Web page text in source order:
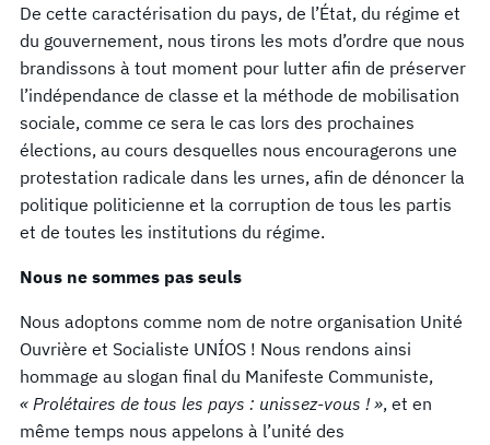
De cette caractérisation du pays, de l’État, du régime et
du gouvernement, nous tirons les mots d’ordre que nous
brandissons à tout moment pour lutter afin de préserver
l’indépendance de classe et la méthode de mobilisation
sociale, comme ce sera le cas lors des prochaines
élections, au cours desquelles nous encouragerons une
protestation radicale dans les urnes, afin de dénoncer la
politique politicienne et la corruption de tous les partis
et de toutes les institutions du régime.
Nous ne sommes pas seuls
Nous adoptons comme nom de notre organisation Unité
Ouvrière et Socialiste UNÍOS ! Nous rendons ainsi
hommage au slogan final du Manifeste Communiste,
« Prolétaires de tous les pays : unissez-vous ! », et en
même temps nous appelons à l’unité des